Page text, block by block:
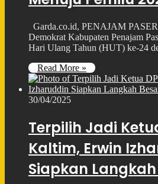
Garda.co.id, PENAJAM
Demokrat Kabupaten Penajam
Hari Ulang Tahun (HUT) ke-24
Read More »
30/04/2025
Terpilih Jadi
Kaltim, Erwin
Siapkan